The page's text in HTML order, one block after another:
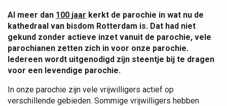
Al meer dan 100 jaar kerkt de parochie in wat nu de
kathedraal van bisdom Rotterdam is. Dat had niet
gekund zonder actieve inzet vanuit de parochie, vele
parochianen zetten zich in voor onze parochie.
Iedereen wordt uitgenodigd zijn steentje bij te dragen
voor een levendige parochie.
In onze parochie zijn vele vrijwilligers actief op
verschillende gebieden. Sommige vrijwilligers hebben